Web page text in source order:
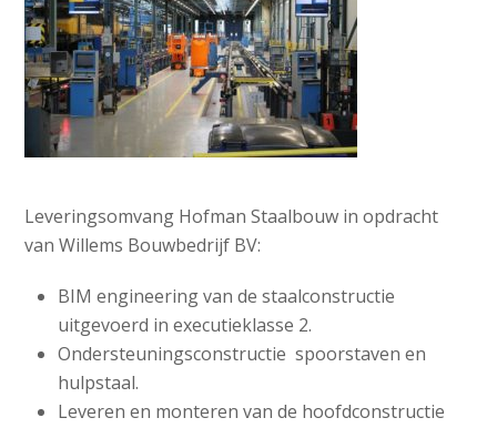
Leveringsomvang Hofman Staalbouw in opdracht
van Willems Bouwbedrijf BV:
BIM engineering van de staalconstructie
uitgevoerd in executieklasse 2.
Ondersteuningsconstructie spoorstaven en
hulpstaal.
Leveren en monteren van de hoofdconstructie